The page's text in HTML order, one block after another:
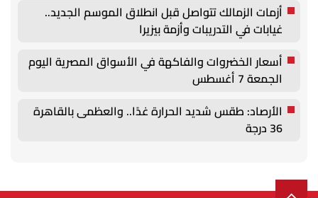
أزمات الزمالك تتواصل قبل انطلاق الموسم الجديد..
غيابات في التدريبات وأزمة بيزيرا
أسعار الخضروات والفاكهة في الأسواق المصرية اليوم
الجمعة 7 أغسطس
الأرصاد: طقس شديد الحرارة غدًا.. والعظمى بالقاهرة
36 درجة